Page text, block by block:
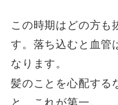
この時期はどの方も
す。落ち込むと血管
なります。
髪のことを心配する